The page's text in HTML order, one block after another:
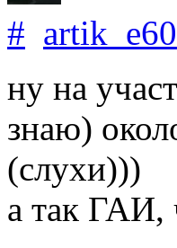
# artik_e60
ну на
знаю)
(слухи)))
а так ГАИ,